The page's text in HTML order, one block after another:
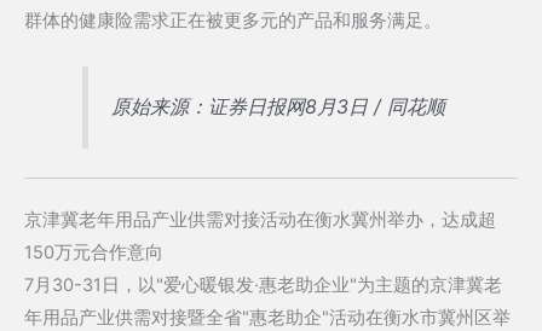
群体的健康险需求正在被更多元的产品和服务满足。
原始来源：证券日报网8月3日 / 同花顺
京津冀老年用品产业供需对接活动在衡水冀州举办，达成超
150万元合作意向
7月30-31日，以"爱心暖银发·惠老助企业"为主题的京津冀老
年用品产业供需对接暨全省"惠老助企"活动在衡水市冀州区举